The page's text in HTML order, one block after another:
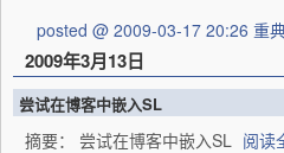
posted @ 2009-03-17 20:26 重
2009年3月13日
尝试在博客中嵌入SL
摘要： 尝试在博客中嵌入SL 阅读